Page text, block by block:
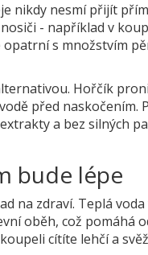
nikdy nesmí přijít
- například v
s množstvím
Hořčík
před naskočením.
a bez silných
bude lépe
na zdraví. Teplá
oběh, což pomáhá
cítíte lehčí a